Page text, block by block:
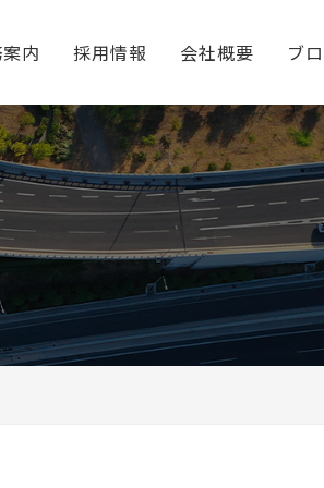
内 採用情報 会社概要 ブ